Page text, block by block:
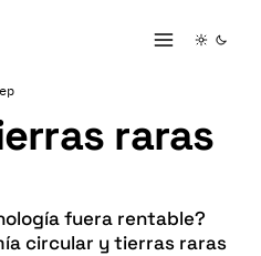
raras
fuera rentable?
circular y tierras raras